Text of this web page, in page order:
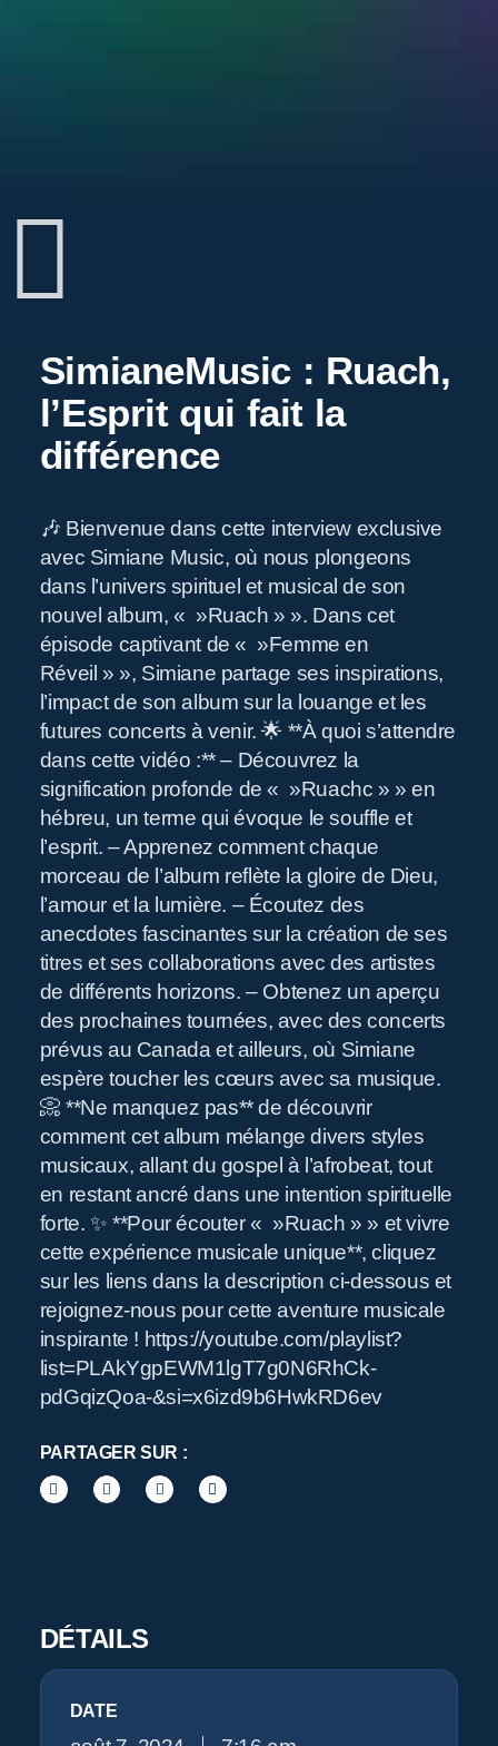
SimianeMusic : Ruach,
l’Esprit qui fait la
différence
🎶 Bienvenue dans cette interview exclusive
avec Simiane Music, où nous plongeons
dans l’univers spirituel et musical de son
nouvel album, « »Ruach » ». Dans cet
épisode captivant de « »Femme en
Réveil » », Simiane partage ses inspirations,
l’impact de son album sur la louange et les
futures concerts à venir. 🌟 **À quoi s’attendre
dans cette vidéo :** – Découvrez la
signification profonde de « »Ruachc » » en
hébreu, un terme qui évoque le souffle et
l’esprit. – Apprenez comment chaque
morceau de l’album reflète la gloire de Dieu,
l’amour et la lumière. – Écoutez des
anecdotes fascinantes sur la création de ses
titres et ses collaborations avec des artistes
de différents horizons. – Obtenez un aperçu
des prochaines tournées, avec des concerts
prévus au Canada et ailleurs, où Simiane
espère toucher les cœurs avec sa musique.
📀 **Ne manquez pas** de découvrir
comment cet album mélange divers styles
musicaux, allant du gospel à l’afrobeat, tout
en restant ancré dans une intention spirituelle
forte. ✨ **Pour écouter « »Ruach » » et vivre
cette expérience musicale unique**, cliquez
sur les liens dans la description ci-dessous et
rejoignez-nous pour cette aventure musicale
inspirante ! https://youtube.com/playlist?
list=PLAkYgpEWM1lgT7g0N6RhCk-
pdGqizQoa-&si=x6izd9b6HwkRD6ev
PARTAGER SUR :
DÉTAILS
DATE